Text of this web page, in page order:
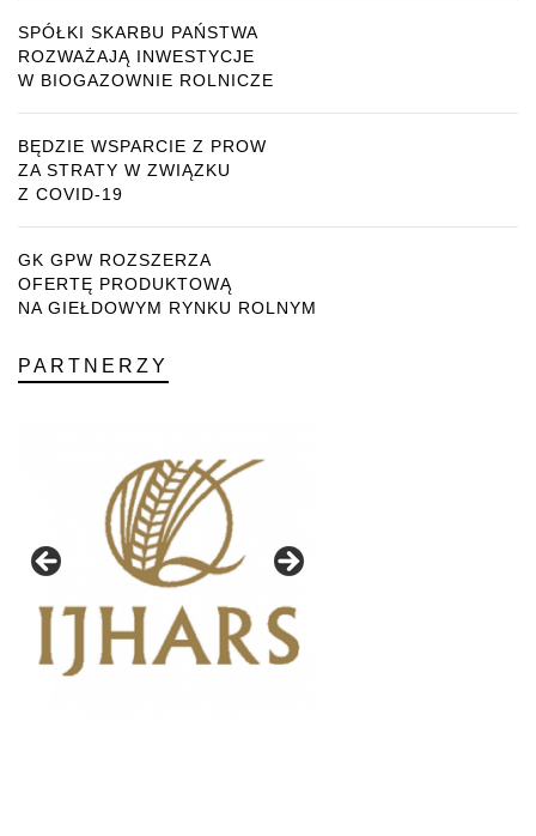
SPÓŁKI SKARBU PAŃSTWA
ROZWAŻAJĄ INWESTYCJE
W BIOGAZOWNIE ROLNICZE
BĘDZIE WSPARCIE Z PROW
ZA STRATY W ZWIĄZKU
Z COVID-19
GK GPW ROZSZERZA
OFERTĘ PRODUKTOWĄ
NA GIEŁDOWYM RYNKU ROLNYM
PARTNERZY